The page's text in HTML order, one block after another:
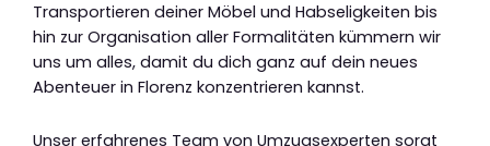
Transportieren deiner Möbel und Habseligkeiten bis
hin zur Organisation aller Formalitäten kümmern wir
uns um alles, damit du dich ganz auf dein neues
Abenteuer in Florenz konzentrieren kannst.
Unser erfahrenes Team von Umzugsexperten sorgt